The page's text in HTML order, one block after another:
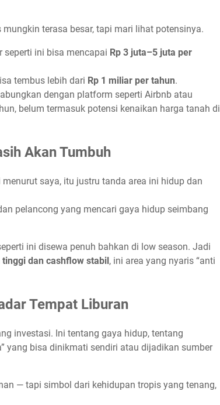
mungkin terasa besar, tapi mari lihat potensinya.
seperti ini bisa mencapai Rp 3 juta–5 juta per
tembus lebih dari Rp 1 miliar per tahun.
dengan platform seperti Airbnb atau
belum termasuk potensi kenaikan harga tanah di
Akan Tumbuh
saya, itu justru tanda area ini hidup dan
pelancong yang mencari gaya hidup seimbang
ini disewa penuh bahkan di low season. Jadi
dan cashflow stabil, ini area yang nyaris “anti
Tempat Liburan
investasi. Ini tentang gaya hidup, tentang
yang bisa dinikmati sendiri atau dijadikan sumber
— tapi simbol dari kehidupan tropis yang tenang,